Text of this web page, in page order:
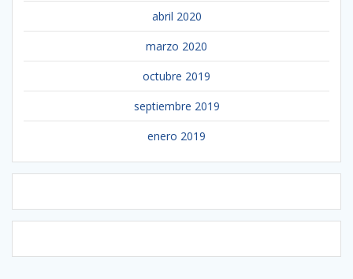
abril 2020
marzo 2020
octubre 2019
septiembre 2019
enero 2019